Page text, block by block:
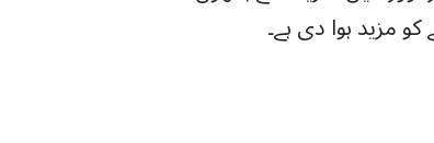
مزید ہوا دی ہے۔